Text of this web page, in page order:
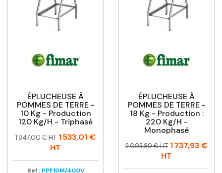
ÉPLUCHEUSE À
POMMES DE TERRE -
10 Kg - Production
120 Kg/h - Triphasé
Prix
Prix
1 847,00 € HT 1 533,01 €
HT
Ref : PPF10M/400V
ÉPLUCHEUSE À
POMMES DE TERRE -
18 Kg - Production :
220 Kg/h -
Monophasé
Prix
Prix
2 093,89 € HT 1 737,93 €
HT